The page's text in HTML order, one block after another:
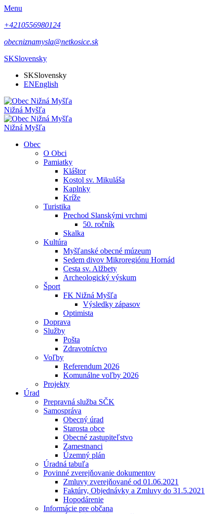
Menu
+4210556980124
obecniznamysla@netkosice.sk
SKSlovensky
SKSlovensky
ENEnglish
Nižná Myšľa
Nižná Myšľa
Obec
O Obci
Pamiatky
Kláštor
Kostol sv. Mikuláša
Kaplnky
Kríže
Turistika
Prechod Slanskými vrchmi
50. ročník
Skalka
Kultúra
Myšľanské obecné múzeum
Sedem divov Mikroregiónu Hornád
Cesta sv. Alžbety
Archeologický výskum
Šport
FK Nižná Myšľa
Výsledky zápasov
Optimista
Doprava
Služby
Pošta
Zdravotníctvo
Voľby
Referendum 2026
Komunálne voľby 2026
Projekty
Úrad
Prepravná služba SČK
Samospráva
Obecný úrad
Starosta obce
Obecné zastupiteľstvo
Zamestnanci
Územný plán
Úradná tabuľa
Povinné zverejňovanie dokumentov
Zmluvy zverejňované od 01.06.2021
Faktúry, Objednávky a Zmluvy do 31.5.2021
Hopodárenie
Informácie pre občana